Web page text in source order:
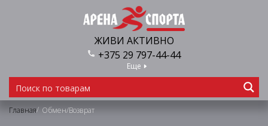
ЖИВИ АКТИВНО
+375 29 797-44-44
Еще
Главная/ Обмен/Возврат